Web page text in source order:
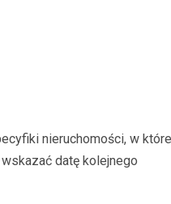
nieruchomości, w
datę kolejnego